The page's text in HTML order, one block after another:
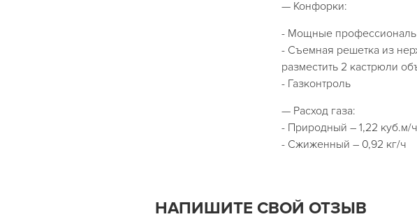
— Конфорки:
- Мощные
- Съемная решетка из
разместить 2 кастрюли
- Газконтроль
— Расход газа:
- Природный – 1,22 куб.м/ч
- Сжиженный – 0,92 кг/ч
НАПИШИТЕ СВОЙ ОТЗЫВ